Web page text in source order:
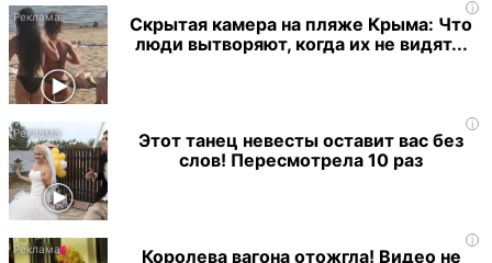
i
Скрытая камера на пляже Крыма: Что
люди вытворяют, когда их не видят...
i
Этот танец невесты оставит вас без
слов! Пересмотрела 10 раз
i
Королева вагона отожгла! Видео не